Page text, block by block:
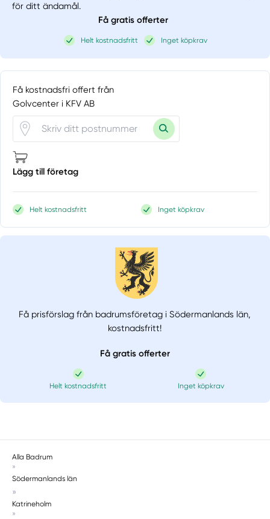
för ditt ändamål.
Få gratis offerter
Helt kostnadsfritt Inget köpkrav
Få kostnadsfri offert från
Golvcenter i KFV AB
Lägg till företag
Helt kostnadsfritt Inget köpkrav
Få prisförslag från badrumsföretag i Södermanlands län,
kostnadsfritt!
Få gratis offerter
Helt kostnadsfritt Inget köpkrav
Alla Badrum
»
Södermanlands län
»
Katrineholm
»